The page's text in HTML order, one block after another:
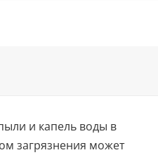
и капель воды в
загрязнения может